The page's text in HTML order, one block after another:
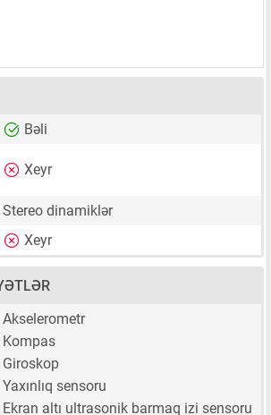
Bəli
Xeyr
Stereo dinamiklər
Xeyr
Akselerometr
Kompas
Giroskop
Yaxınlıq sensoru
Ekran altı ultrasonik barmaq izi sensoru